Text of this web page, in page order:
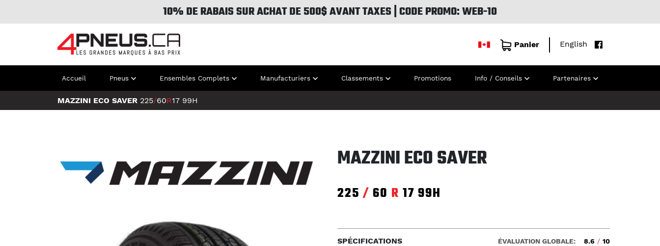
10% DE RABAIS SUR ACHAT DE 500$ AVANT TAXES | CODE PROMO: WEB-10
Panier English
Accueil Pneus Ensembles Complets Manufacturiers Classements Promotions Info / Conseils Partenaires
MAZZINI ECO SAVER 225/60R17 99H
MAZZINI ECO SAVER
225 / 60 R 17 99H
SPÉCIFICATIONS ÉVALUATION GLOBALE: 8.6 / 10